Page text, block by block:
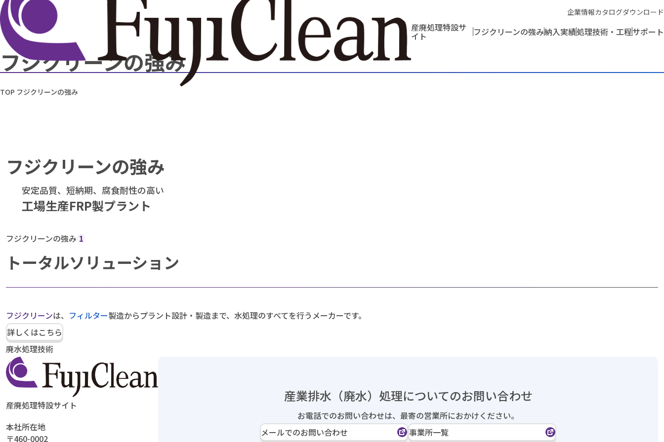
企業情報カタログダウンロード
産廃処理特設サ
イト フジクリーンの強み納入実績処理技術・工程サポート
フジクリーンの強み
TOP フジクリーンの強み
フジクリーンの強み
安定品質、短納期、腐食耐性の高い
工場生産FRP製プラント
フジクリーンの強み 1
トータルソリューション
フジクリーンは、 フィルター製造からプラント設計・製造まで、水処理のすべてを行うメーカーです。
詳しくはこちら
廃水処理技術
産廃処理特設サイト
本社所在地
〒460-0002
産業排水（廃水）処理についてのお問い合わせ
お電話でのお問い合わせは、 最寄の営業所におかけください。
メールでのお問い合わせ
事業所一覧